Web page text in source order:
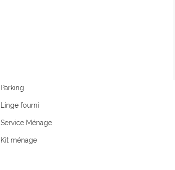
Parking
Linge fourni
Service Ménage
Kit ménage